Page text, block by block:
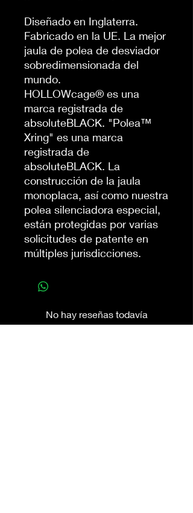
Diseñado en Inglaterra.
Fabricado en la UE. La mejor
jaula de polea de desviador
sobredimensionada del
mundo.
HOLLOWcage® es una
marca registrada de
absoluteBLACK. "Polea™
Xring" es una marca
registrada de
absoluteBLACK. La
construcción de la jaula
monoplaca, así como nuestra
polea silenciadora especial,
están protegidas por varias
solicitudes de patente en
múltiples jurisdicciones.
No hay reseñas todavía